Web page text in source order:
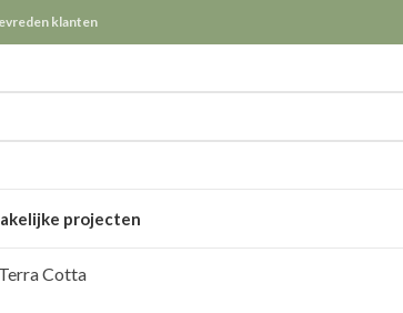
klanten
projecten
Cotta